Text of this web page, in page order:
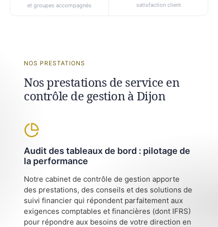
et groupes accompagnés satisfaction client
NOS PRESTATIONS
Nos prestations de service en
contrôle de gestion à Dijon
Audit des tableaux de bord : pilotage de
la performance
Notre cabinet de contrôle de gestion apporte
des prestations, des conseils et des solutions de
suivi financier qui répondent parfaitement aux
exigences comptables et financières (dont IFRS)
pour répondre aux besoins de votre direction en